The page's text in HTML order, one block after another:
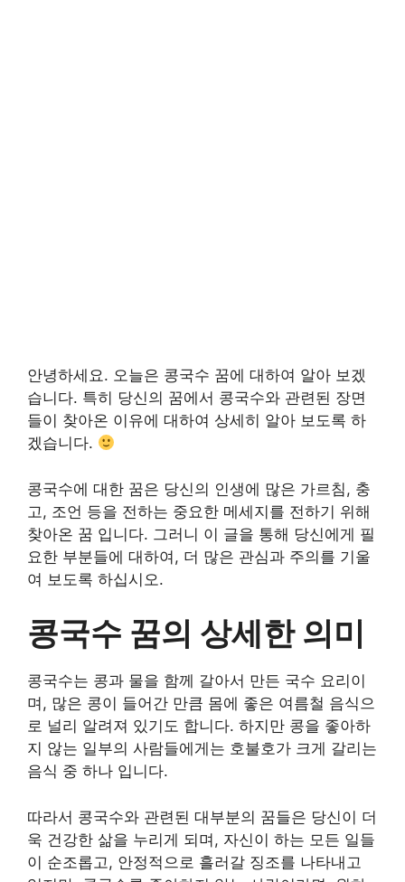
안녕하세요. 오늘은 콩국수 꿈에 대하여 알아 보겠
습니다. 특히 당신의 꿈에서 콩국수와 관련된 장면
들이 찾아온 이유에 대하여 상세히 알아 보도록 하
겠습니다.
콩국수에 대한 꿈은 당신의 인생에 많은 가르침, 충
고, 조언 등을 전하는 중요한 메세지를 전하기 위해
찾아온 꿈 입니다. 그러니 이 글을 통해 당신에게 필
요한 부분들에 대하여, 더 많은 관심과 주의를 기울
여 보도록 하십시오.
콩국수 꿈의 상세한 의미
콩국수는 콩과 물을 함께 갈아서 만든 국수 요리이
며, 많은 콩이 들어간 만큼 몸에 좋은 여름철 음식으
로 널리 알려져 있기도 합니다. 하지만 콩을 좋아하
지 않는 일부의 사람들에게는 호불호가 크게 갈리는
음식 중 하나 입니다.
따라서 콩국수와 관련된 대부분의 꿈들은 당신이 더
욱 건강한 삶을 누리게 되며, 자신이 하는 모든 일들
이 순조롭고, 안정적으로 흘러갈 징조를 나타내고